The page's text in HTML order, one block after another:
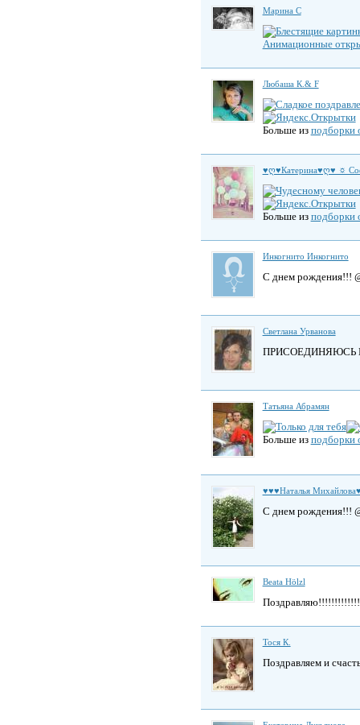
Марина С
Анимационные
Любаша К.& F
Больше из подборки
♥ღ♥Катерина♥ღ♥ ☼
Больше из подборки
Инкогнито Инкогнито
С днем рождения!!!
Светлана Урванова
ПРИСОЕДИНЯЮСЬ
Татьяна Абрамян
Больше из подборки
♥♥♥Наталья
С днем рождения!!!
Beata Hölzl
Тоcя К.
Поздравляем и